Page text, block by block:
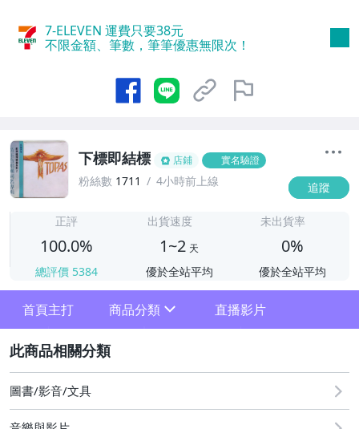
7-ELEVEN 運費只要38元
不限金額、筆數，筆筆優惠無限次！
下標即結標 店鋪 實名驗證
粉絲數 1711 4小時前上線 追蹤
正評
100.0%
總評價 5384
出貨速度
1~2 天
優於全站平均
未出貨率
0%
優於全站平均
首頁主打 商品分類
其它
直播影片
圖書/影音/文具